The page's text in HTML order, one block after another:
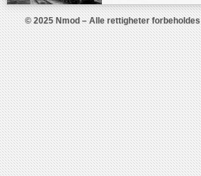
© 2025 Nmod – Alle rettigheter forbeholdes